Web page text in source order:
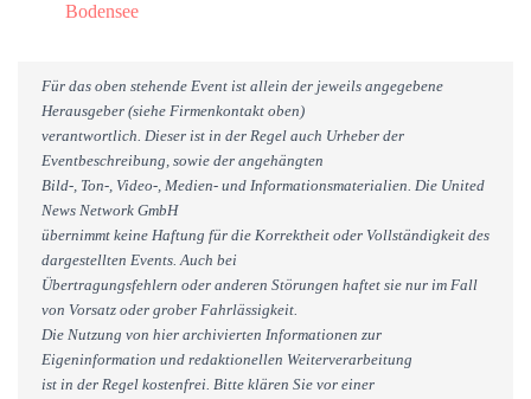
Bodensee
Für das oben stehende Event ist allein der jeweils angegebene
Herausgeber (siehe Firmenkontakt oben)
verantwortlich. Dieser ist in der Regel auch Urheber der
Eventbeschreibung, sowie der angehängten
Bild-, Ton-, Video-, Medien- und Informationsmaterialien. Die United
News Network GmbH
übernimmt keine Haftung für die Korrektheit oder Vollständigkeit des
dargestellten Events. Auch bei
Übertragungsfehlern oder anderen Störungen haftet sie nur im Fall
von Vorsatz oder grober Fahrlässigkeit.
Die Nutzung von hier archivierten Informationen zur
Eigeninformation und redaktionellen Weiterverarbeitung
ist in der Regel kostenfrei. Bitte klären Sie vor einer